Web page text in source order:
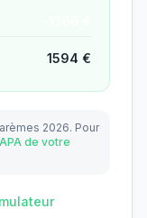
1594 €
2026. Pour
de votre